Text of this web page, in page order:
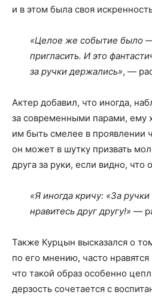
и в этом была своя
«Целое же событие было —
пригласить. И это
за ручки держались», —
Актер добавил, что иногда,
за современными парами, ему
им быть смелее в проявлении
он может в шутку призвать
друга за руки, если видно, что
«Я иногда кричу: «За
нравитесь друг другу!» —
Также Курцын высказался о
по его мнению, часто
что такой образ особенно
дерзость сочетается с